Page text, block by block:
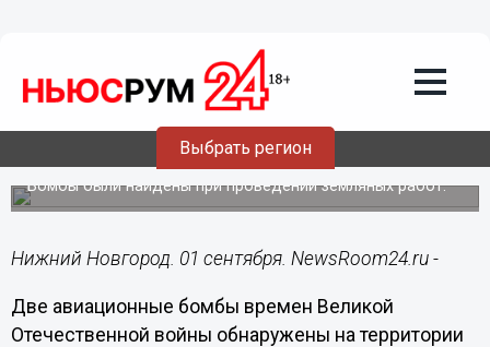
Выбрать регион
01.09.202017:01
Авиабомбы времен ВОВ обнаружили в
Нижегородской области
Бомбы были найдены при проведении земляных работ.
Нижний Новгород. 01 сентября. NewsRoom24.ru -
Две авиационные бомбы времен Великой
Отечественной войны обнаружены на территории